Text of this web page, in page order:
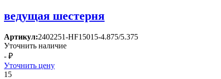
ведущая шестерня
Артикул:2402251-HF15015-4.875/5.375
Уточнить наличие
- ₽
Уточнить цену
15